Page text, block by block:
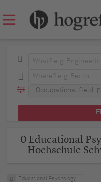
Occupational field
0 Educational
Hochschule
Educational Psychology